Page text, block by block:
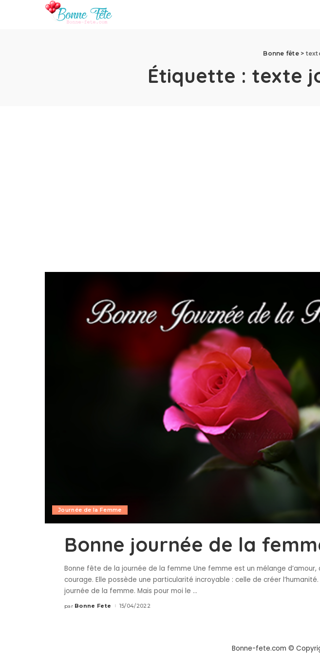
Bonne fête>
Étiquette : texte
Journée de la Femme
Bonne journée de la
Bonne fête de la journée de la femme Une femme est un mélange d’amour,
courage. Elle possède une particularité incroyable : celle de créer l’humanité.
journée de la femme. Mais pour moi le ...
Publié
par Bonne Fete 15/04/2022
Bonne-fete.com ©